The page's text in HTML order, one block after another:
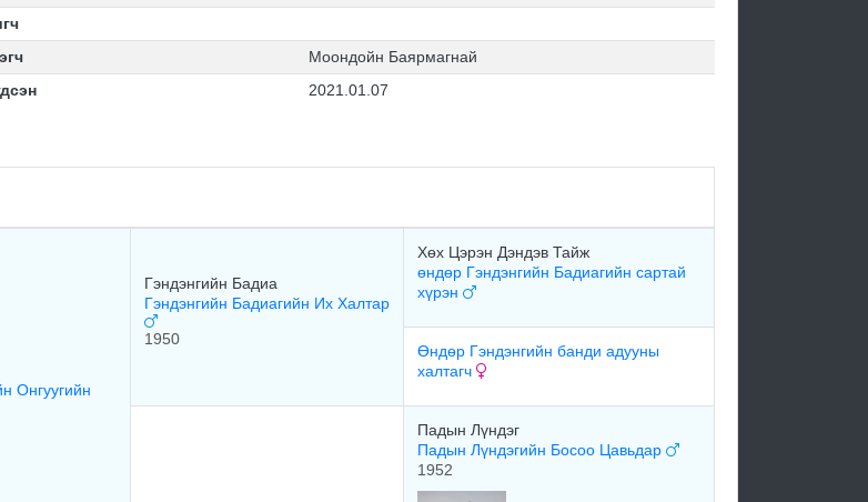
Моондойн Баярмагнай
2021.01.07
Онгуугийн
Гэндэнгийн Бадиа
Гэндэнгийн Бадиагийн Их Халтар
1950
Хөх Цэрэн Дэндэв Тайж
өндөр Гэндэнгийн Бадиагийн сартай
хүрэн
Өндөр Гэндэнгийн банди адууны
халтагч
Падын Лүндэг
Падын Лүндэгийн Босоо Цавьдар
1952